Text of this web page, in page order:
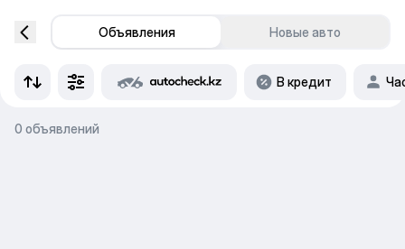
Объявления Новые авто
В кредит
0 объявлений